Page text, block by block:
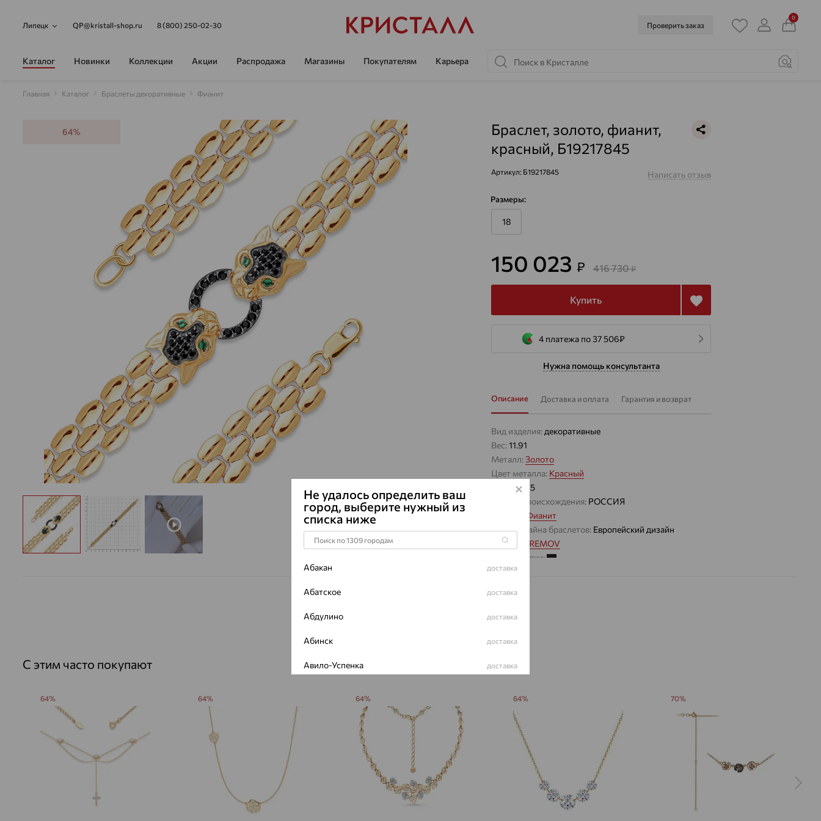
Липецк QP@kristall-shop.ru 8 (800) 250-02-30 Проверить заказ
0
Каталог Новинки Коллекции Акции Распродажа Магазины Покупателям Карьера
Главная Каталог Браслеты декоративные Фианит
64%
Браслет, золото, фианит,
красный, Б19217845
Артикул: Б19217845 Написать отзыв
Размеры:
18
150 023 ₽ 416 730₽
Купить
4 платежа по 37 506₽
Нужна помощь консультанта
Описание Доставка и оплата Гарантия и возврат
Вид изделия: декоративные
Вес:11.91
Металл:Золото
Цвет металла: Красный
Проба:585
Страна происхождения: РОССИЯ
Фианит
Виды дизайна браслетов: Европейский дизайн
Бренд:
EFREMOV
Цвет вставки:
Вес металла:
С этим часто покупают
64% 64% 64% 64% 70%
Не удалось определить ваш
город, выберите нужный из
списка ниже
Абакан доставка
Абатское доставка
Абдулино доставка
Абинск доставка
Авило-Успенка доставка
доставка